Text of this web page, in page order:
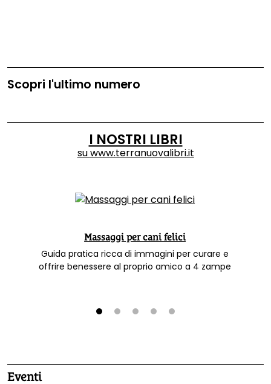
Scopri l'ultimo numero
I NOSTRI LIBRI
suwww.terranuovalibri.it
Massaggi per cani felici
Guida pratica ricca di immagini per curare e
offrire benessere al proprio amico a 4 zampe
Eventi